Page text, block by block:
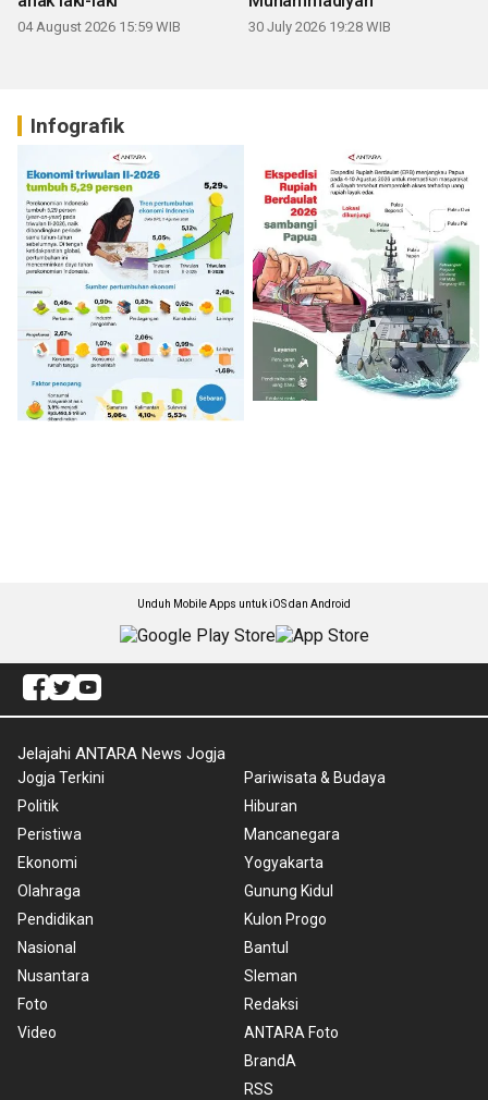
04 August 2026 15:59 WIB 30 July 2026 19:28 WIB
Infografik
Unduh Mobile Apps untuk iOS dan Android
Jelajahi ANTARA News Jogja
Jogja Terkini
Politik
Peristiwa
Ekonomi
Olahraga
Pendidikan
Nasional
Nusantara
Foto
Video
Pariwisata & Budaya
Hiburan
Mancanegara
Yogyakarta
Gunung Kidul
Kulon Progo
Bantul
Sleman
Redaksi
ANTARA Foto
BrandA
RSS